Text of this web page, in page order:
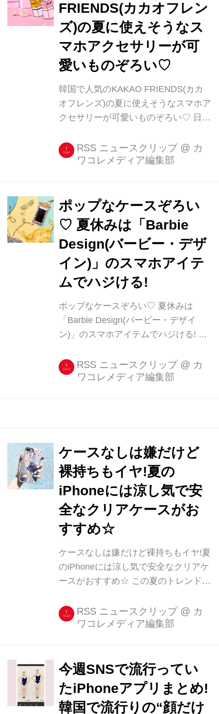
FRIENDS(カカオフレン
ズ)の夏に使えそうなス
マホアクセサリーが可
愛いものぞろい♡
韓国で人気のKAKAO FRIENDS(カカ
オフレンズ)の夏に使えそうなスマホア
クセサリーが可愛いものぞろい♡ 日本
FRIENDS(ラインフレンズ)が人気です
が、韓国ではKAKAO FRIENDS(カカ
やデザインなどもとっても [...]
RSS ニュースクリップ @ カ
ワコレメディア編集部
ポップなケースぞろい
♡ 夏休みは「Barbie
Design(バービー・デザ
イン)」のスマホアイテ
ムでハジける!
ポップなケースぞろい♡ 夏休みは
「Barbie Design(バービー・デザイ
ン)」のスマホアイテムでハジける! 大
iPhoneケースやモバイルバッテリーの
デザインになっているスマホアクセサ
RSS ニュースクリップ @ カ
ワコレメディア編集部
ケースなしは嫌だけど
裸持ちもイヤ!夏の
iPhoneには涼し気で安
全なクリアケースがお
すすめ☆
ケースなしは嫌だけど裸持ちもイヤ!夏
のiPhoneには涼し気で安全なクリアケ
ースがおすすめ☆ この夏のトレンドと
リアなもの! クリアなバッグに引き続
き、クリアなiPhoneケースも紹介して
ンド [...]
RSS ニュースクリップ @ カ
ワコレメディア編集部
今週SNSで流行ってい
たiPhoneアプリまとめ!
韓国で流行りの“顔だけ